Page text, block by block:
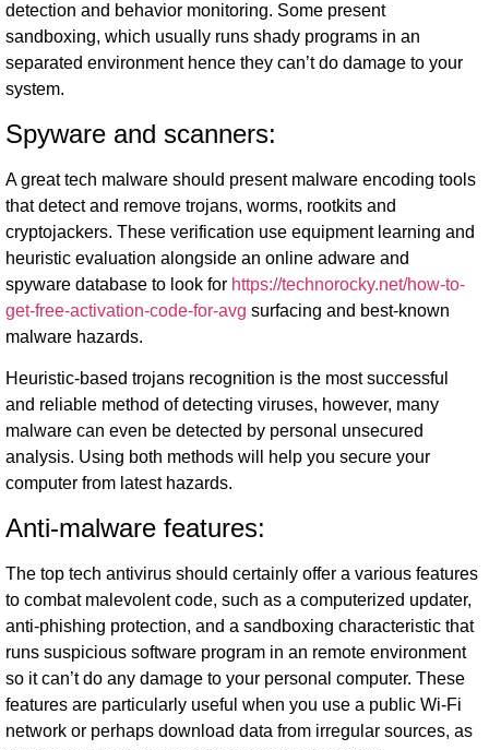
detection and behavior monitoring. Some present
sandboxing, which usually runs shady programs in an
separated environment hence they can’t do damage to your
system.
Spyware and scanners:
A great tech malware should present malware encoding tools
that detect and remove trojans, worms, rootkits and
cryptojackers. These verification use equipment learning and
heuristic evaluation alongside an online adware and
spyware database to look for https://technorocky.net/how-to-
get-free-activation-code-for-avg surfacing and best-known
malware hazards.
Heuristic-based trojans recognition is the most successful
and reliable method of detecting viruses, however, many
malware can even be detected by personal unsecured
analysis. Using both methods will help you secure your
computer from latest hazards.
Anti-malware features:
The top tech antivirus should certainly offer a various features
to combat malevolent code, such as a computerized updater,
anti-phishing protection, and a sandboxing characteristic that
runs suspicious software program in an remote environment
so it can’t do any damage to your personal computer. These
features are particularly useful when you use a public Wi-Fi
network or perhaps download data from irregular sources, as